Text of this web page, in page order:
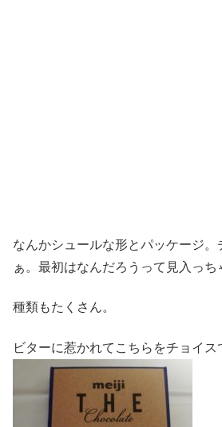
なんかシュールな形とパッケージ。
ぁ。最初はなんだろうって見入っち
種類もたくさん。
ビターに惹かれてこちらをチョイス